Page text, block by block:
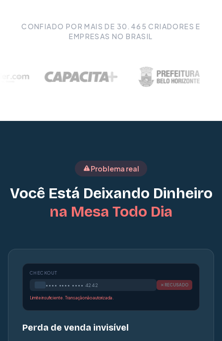
CONFIADO POR MAIS DE 30.465 CRIADORES E
EMPRESAS NO BRASIL
Problema real
Você Está Deixando Dinheiro
na Mesa Todo Dia
CHECKOUT
•••• •••• •••• 4242 ✕ RECUSADO
Limite insuficiente. Transação não autorizada.
Perda de venda invisível